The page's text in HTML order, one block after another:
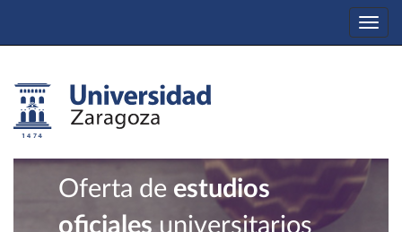
Oferta de estudios
oficiales universitarios